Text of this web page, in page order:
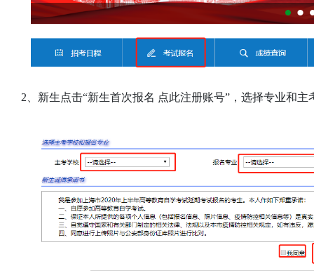
2、新生点击“新生首次报名 点此注册账号”，选择专业和